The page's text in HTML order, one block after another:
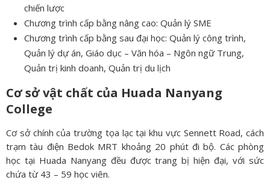
chiến lược
Chương trình cấp bằng nâng cao: Quản lý SME
Chương trình cấp bằng sau đại học: Quản lý công trình,
Quản lý dự án, Giáo dục – Văn hóa – Ngôn ngữ Trung,
Quản trị kinh doanh, Quản trị du lịch
Cơ sở vật chất của Huada Nanyang
College
Cơ sở chính của trường tọa lạc tại khu vực Sennett Road, cách
trạm tàu điện Bedok MRT khoảng 20 phút đi bộ. Các phòng
học tại Huada Nanyang đều được trang bị hiện đại, với sức
chứa từ 43 – 59 học viên.